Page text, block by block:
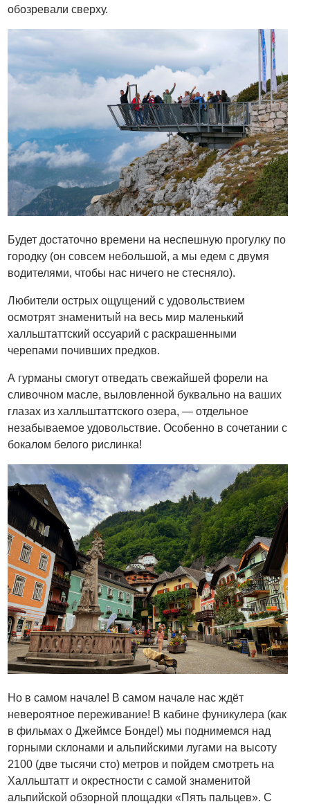
обозревали сверху.
Будет достаточно времени на неспешную прогулку по
городку (он совсем небольшой, а мы едем с двумя
водителями, чтобы нас ничего не стесняло).
Любители острых ощущений с удовольствием
осмотрят знаменитый на весь мир маленький
халльштаттский оссуарий с раскрашенными
черепами почивших предков.
А гурманы смогут отведать свежайшей форели на
сливочном масле, выловленной буквально на ваших
глазах из халльштаттского озера, — отдельное
незабываемое удовольствие. Особенно в сочетании с
бокалом белого рислинка!
Но в самом начале! В самом начале нас ждёт
невероятное переживание! В кабине фуникулера (как
в фильмах о Джеймсе Бонде!) мы поднимемся над
горными склонами и альпийскими лугами на высоту
2100 (две тысячи сто) метров и пойдем смотреть на
Халльштатт и окрестности с самой знаменитой
альпийской обзорной площадки «Пять пальцев». С